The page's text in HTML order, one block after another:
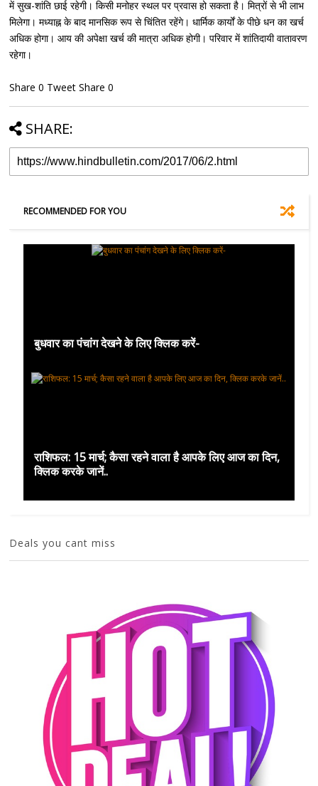
में सुख-शांति छाई रहेगी। किसी मनोहर स्थल पर प्रवास हो सकता है। मित्रों से भी लाभ
मिलेगा। मध्याह्न के बाद मानसिक रूप से चिंतित रहेंगे। धार्मिक कार्यों के पीछे धन का खर्च
अधिक होगा। आय की अपेक्षा खर्च की मात्रा अधिक होगी। परिवार में शांतिदायी वातावरण
रहेगा।
Share 0 Tweet Share 0
SHARE:
RECOMMENDED FOR YOU
बुधवार का पंचांग देखने के लिए क्लिक करें-
राशिफल: 15 मार्च; कैसा रहने वाला है आपके लिए आज का दिन,
क्लिक करके जानें..
Deals you cant miss